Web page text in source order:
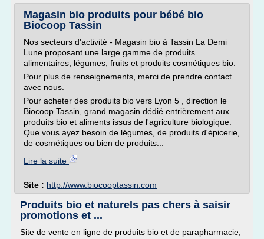
Magasin bio produits pour bébé bio
Biocoop Tassin
Nos secteurs d'activité - Magasin bio à Tassin La Demi
Lune proposant une large gamme de produits
alimentaires, légumes, fruits et produits cosmétiques bio.
Pour plus de renseignements, merci de prendre contact
avec nous.
Pour acheter des produits bio vers Lyon 5 , direction le
Biocoop Tassin, grand magasin dédié entrièrement aux
produits bio et aliments issus de l'agriculture biologique.
Que vous ayez besoin de légumes, de produits d'épicerie,
de cosmétiques ou bien de produits...
Lire la suite
Site : http://www.biocooptassin.com
Produits bio et naturels pas chers à saisir
promotions et ...
Site de vente en ligne de produits bio et de parapharmacie,